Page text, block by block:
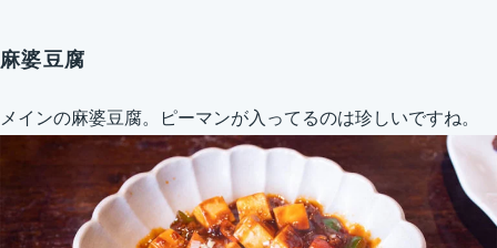
麻婆豆腐
メインの麻婆豆腐。ピーマンが入ってるのは珍しいですね。